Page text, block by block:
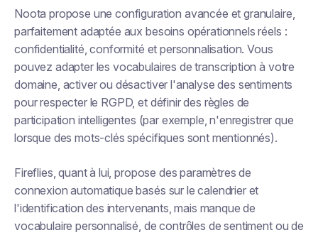
Noota propose une configuration avancée et granulaire,
parfaitement adaptée aux besoins opérationnels réels :
confidentialité, conformité et personnalisation. Vous
pouvez adapter les vocabulaires de transcription à votre
domaine, activer ou désactiver l'analyse des sentiments
pour respecter le RGPD, et définir des règles de
participation intelligentes (par exemple, n'enregistrer que
lorsque des mots-clés spécifiques sont mentionnés).
Fireflies, quant à lui, propose des paramètres de
connexion automatique basés sur le calendrier et
l'identification des intervenants, mais manque de
vocabulaire personnalisé, de contrôles de sentiment ou de